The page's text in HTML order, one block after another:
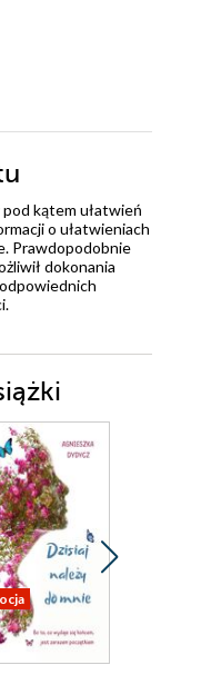
kątem ułatwień
o ułatwieniach
Prawdopodobnie
dokonania